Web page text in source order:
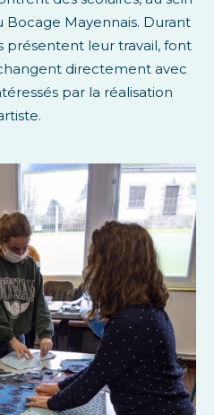
Bocage Mayennais. Durant
présentent leur travail, font
directement avec
par la réalisation